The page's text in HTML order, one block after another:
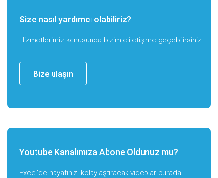
Size nasıl yardımcı olabiliriz?
Hizmetlerimiz konusunda bizimle iletişime geçebilirsiniz.
Bize ulaşın
Youtube Kanalımıza Abone Oldunuz mu?
Excel'de hayatınızı kolaylaştıracak videolar burada.